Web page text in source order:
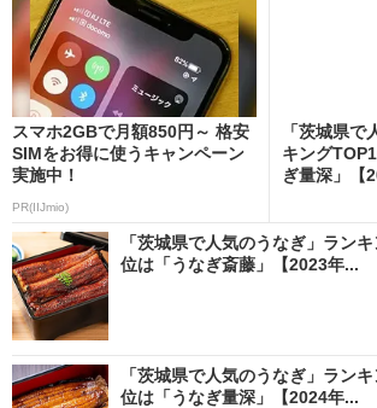
スマホ2GBで月額850円～ 格安
SIMをお得に使うキャンペーン
実施中！
PR(IIJmio)
「茨城県
キング
ぎ量深」【
「茨城県で人気のうなぎ」ラン
位は「うなぎ斎藤」【2023年...
「茨城県で人気のうなぎ」ラン
位は「うなぎ量深」【2024年...